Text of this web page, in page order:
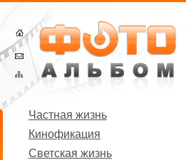
Частная жизнь
Кинофикация
Светская жизнь